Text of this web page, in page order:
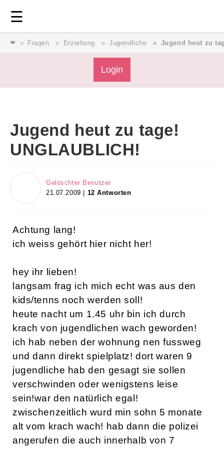
☰
❤ Fragen Erziehung Jugendliche Jugend heut zu
Login
Jugend heut zu tage!
UNGLAUBLICH!
Gelöschter Benutzer
21.07.2009 | 12 Antworten
Achtung lang!
ich weiss gehört hier nicht her!
hey ihr lieben!
langsam frag ich mich echt was aus den
kids/tenns noch werden soll!
heute nacht um 1.45 uhr bin ich durch
krach von jugendlichen wach geworden!
ich hab neben der wohnung nen fussweg
und dann direkt spielplatz! dort waren 9
jugendliche hab den gesagt sie sollen
verschwinden oder wenigstens leise
sein!war den natürlich egal!
zwischenzeitlich wurd min sohn 5 monate
alt vom krach wach! hab dann die polizei
angerufen die auch innerhalb von 7
Forum
Service
AGB & Impressum